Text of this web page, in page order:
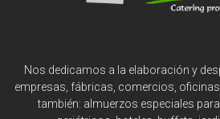
Nos dedicamos a la elaboración y
empresas, fábricas, comercios,
también: almuerzos especiales